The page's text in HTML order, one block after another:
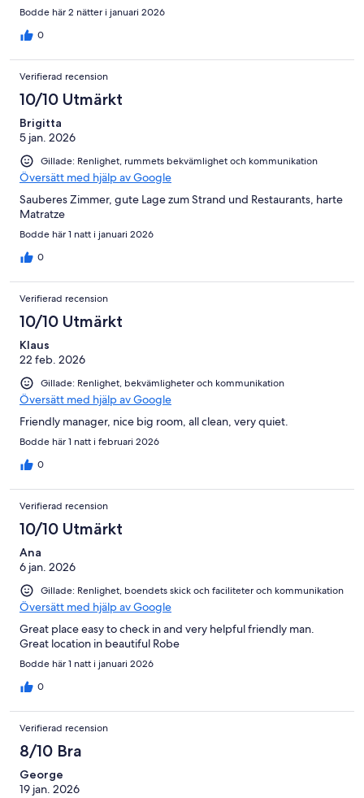
Bodde här 2 nätter i januari 2026
0
Verifierad recension
10/10 Utmärkt
Brigitta
5 jan. 2026
Gillade: Renlighet, rummets bekvämlighet och kommunikation
Översätt med hjälp av Google
Sauberes Zimmer, gute Lage zum Strand und Restaurants, harte
Matratze
Bodde här 1 natt i januari 2026
0
Verifierad recension
10/10 Utmärkt
Klaus
22 feb. 2026
Gillade: Renlighet, bekvämligheter och kommunikation
Översätt med hjälp av Google
Friendly manager, nice big room, all clean, very quiet.
Bodde här 1 natt i februari 2026
0
Verifierad recension
10/10 Utmärkt
Ana
6 jan. 2026
Gillade: Renlighet, boendets skick och faciliteter och kommunikation
Översätt med hjälp av Google
Great place easy to check in and very helpful friendly man.
Great location in beautiful Robe
Bodde här 1 natt i januari 2026
0
Verifierad recension
8/10 Bra
George
19 jan. 2026